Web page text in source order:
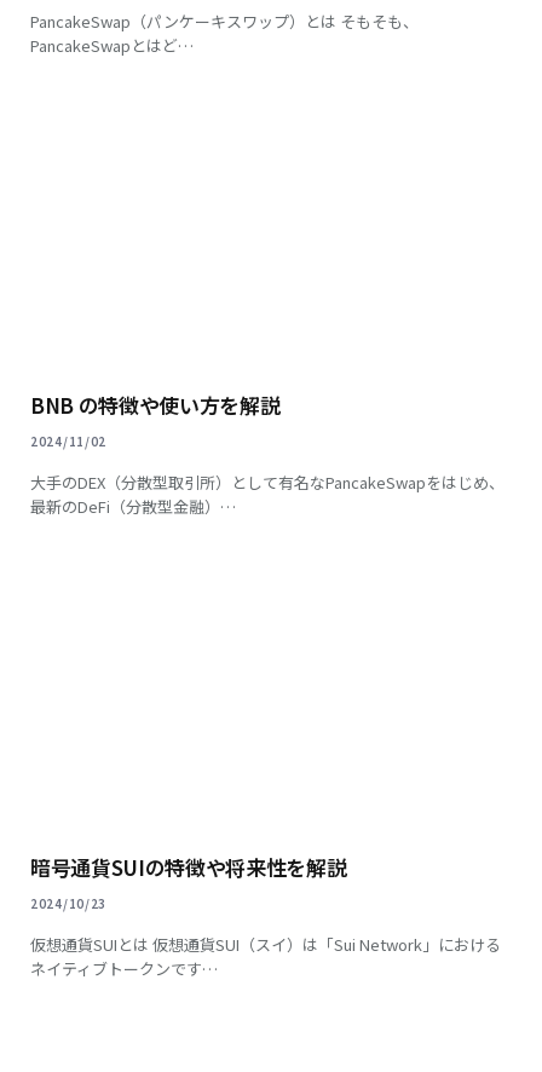
PancakeSwap（パンケーキスワップ）とは そもそも、
PancakeSwapとはど…
BNB の特徴や使い方を解説
2024/11/02
大手のDEX（分散型取引所）として有名なPancakeSwapをはじめ、
最新のDeFi（分散型金融）…
暗号通貨SUIの特徴や将来性を解説
2024/10/23
仮想通貨SUIとは 仮想通貨SUI（スイ）は「Sui Network」における
ネイティブトークンです…